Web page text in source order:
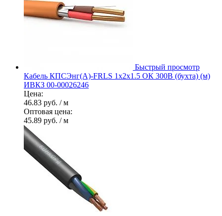
Быстрый просмотр
Кабель КПСЭнг(А)-FRLS 1х2х1.5 ОК 300В (бухта) (м)
ИВКЗ 00-00026246
Цена:
46.83 руб. / м
Оптовая цена:
45.89 руб. / м